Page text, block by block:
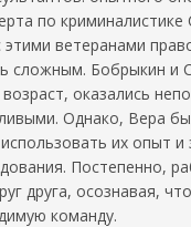
по криминалистике
этими ветеранами
сложным. Бобрыкин и
оказались
Однако, Вера
их опыт и
Постепенно,
друга, осознавая,
команду.